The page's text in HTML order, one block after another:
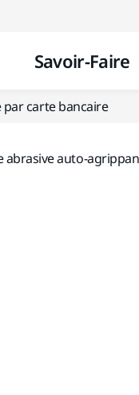
Savoir-Faire
par carte bancaire
abrasive auto-